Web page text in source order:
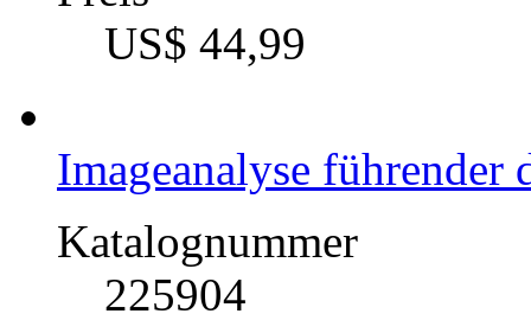
Fach
Marketing, Social
Fach